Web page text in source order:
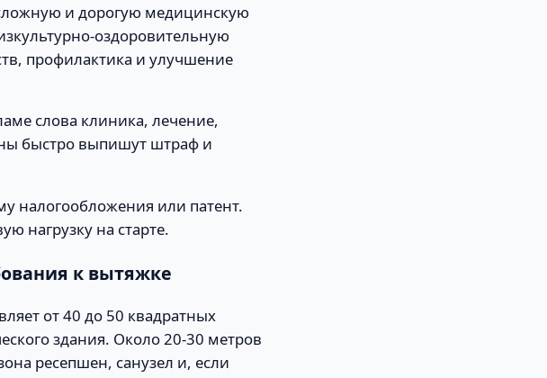
и дорогую медицинскую
оздоровительную
профилактика и улучшение
слова клиника, лечение,
быстро выпишут штраф и
налогообложения или патент.
нагрузку на старте.
к вытяжке
от 40 до 50 квадратных
здания. Около 20-30 метров
ресепшен, санузел и, если